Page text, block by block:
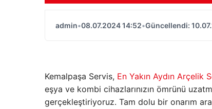
admin•08.07.2024 14:52•Güncellendi:
Kemalpaşa Servis, En Yakın Aydın Arçelik
eşya ve kombi cihazlarınızın ömrünü
gerçekleştiriyoruz. Tam dolu bir onarım